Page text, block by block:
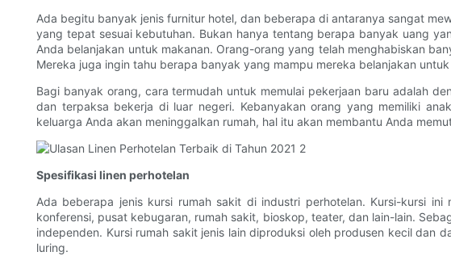
Ada begitu banyak jenis furnitur hotel, dan beberapa di antaranya sangat
yang tepat sesuai kebutuhan. Bukan hanya tentang berapa banyak uang
Anda belanjakan untuk makanan. Orang-orang yang telah menghabiskan
Mereka juga ingin tahu berapa banyak yang mampu mereka belanjakan
Bagi banyak orang, cara termudah untuk memulai pekerjaan baru adalah
dan terpaksa bekerja di luar negeri. Kebanyakan orang yang memiliki
keluarga Anda akan meninggalkan rumah, hal itu akan membantu Anda
Spesifikasi linen perhotelan
Ada beberapa jenis kursi rumah sakit di industri perhotelan. Kursi-kursi
konferensi, pusat kebugaran, rumah sakit, bioskop, teater, dan lain-lain.
independen. Kursi rumah sakit jenis lain diproduksi oleh produsen kecil
luring.